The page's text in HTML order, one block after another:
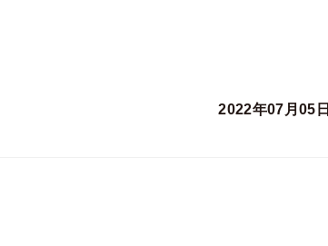
2022年07月05日